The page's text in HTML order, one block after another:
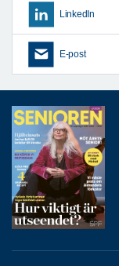
LinkedIn
E-post